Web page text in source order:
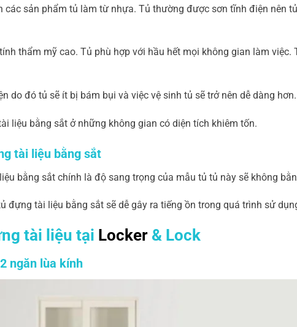
các sản phẩm tủ làm từ nhựa. Tủ thường được sơn tĩnh điện nên
thẩm mỹ cao. Tủ phù hợp với hầu hết mọi không gian làm việc.
do đó tủ sẽ ít bị bám bụi và việc vệ sinh tủ sẽ trở nên dễ dàng hơn.
liệu bằng sắt ở những không gian có diện tích khiêm tốn.
tài liệu bằng sắt
bằng sắt chính là độ sang trọng của mẫu tủ tủ này sẽ không
đựng tài liệu bằng sắt sẽ dễ gây ra tiếng ồn trong quá trình sử
tài liệu tại Locker& Lock
ngăn lùa kính